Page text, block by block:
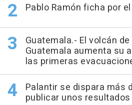
Pablo Ramón ficha por
Guatemala.- El volcán
Guatemala aumenta su
las primeras
Palantir se dispara más
publicar unos